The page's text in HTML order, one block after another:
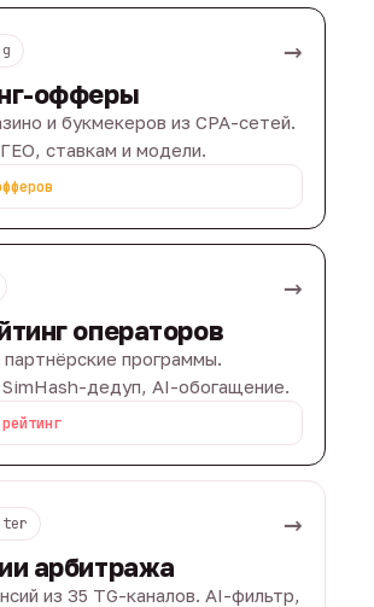
→
офферы
и букмекеров из CPA-сетей.
ставкам и модели.
→
операторов
программы.
дедуп, AI-обогащение.
→
арбитража
из 35 TG-каналов. AI-фильтр,